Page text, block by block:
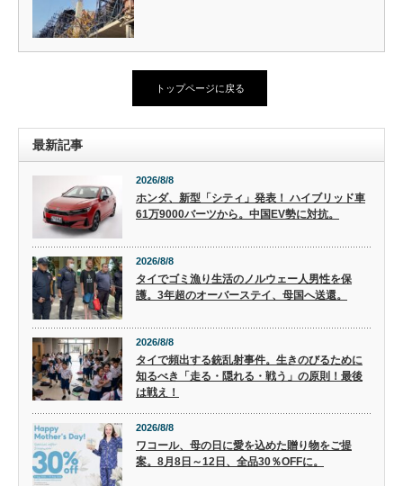
トップページに戻る
最新記事
2026/8/8
ホンダ、新型「シティ」発表！ ハイブリッド車
61万9000バーツから。中国EV勢に対抗。
2026/8/8
タイでゴミ漁り生活のノルウェー人男性を保
護。3年超のオーバーステイ、母国へ送還。
2026/8/8
タイで頻出する銃乱射事件。生きのびるために
知るべき「走る・隠れる・戦う」の原則！最後
は戦え！
2026/8/8
ワコール、母の日に愛を込めた贈り物をご提
案。8月8日～12日、全品30％OFFに。